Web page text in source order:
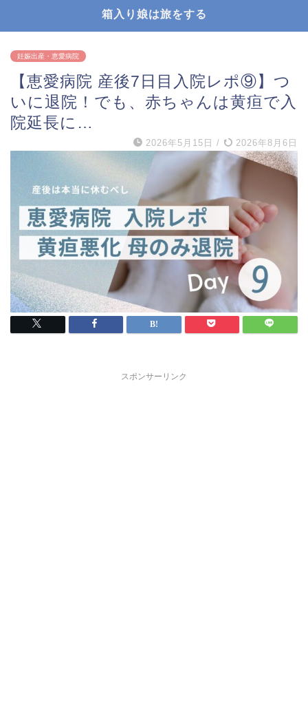
箱入り娘は旅をする
妊娠出産・恵愛病院
【恵愛病院 産後7日目入院レポ⑨】つ
いに退院！でも、赤ちゃんは黄疸で入
院延長に…
2026年5月15日 / 2026年8月6日
スポンサーリンク